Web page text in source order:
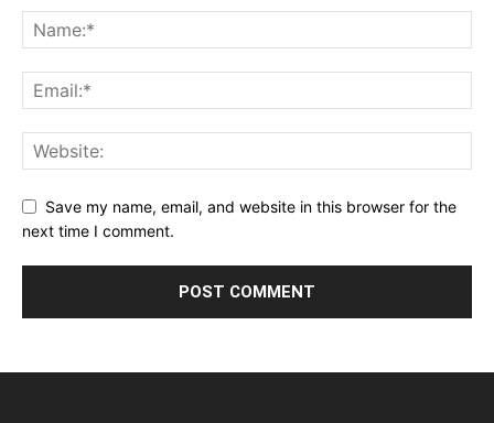
Save my name, email, and website in this browser for the
next time I comment.